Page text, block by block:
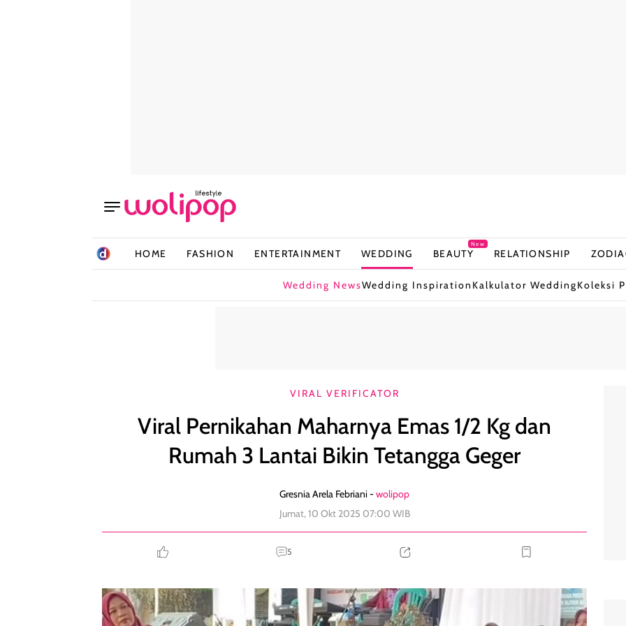
HOME FASHION ENTERTAINMENT WEDDING BEAUTY
New
RELATIONSHIP
Wedding NewsWedding Inspiration Kalkulator WeddingKoleksi
VIRAL VERIFICATOR
Viral Pernikahan Maharnya Emas 1/2 Kg dan
Rumah 3 Lantai Bikin Tetangga Geger
Gresnia Arela Febriani -wolipop
Jumat, 10 Okt 2025 07:00 WIB
5